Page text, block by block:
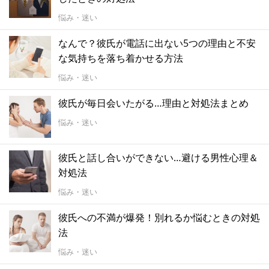
悩み・迷い
なんで？彼氏が電話に出ない5つの理由と不安
な気持ちを落ち着かせる方法
悩み・迷い
彼氏が毎日会いたがる…理由と対処法まとめ
悩み・迷い
彼氏と話し合いができない…避ける男性心理＆
対処法
悩み・迷い
彼氏への不満が爆発！別れるか悩むときの対処
法
悩み・迷い